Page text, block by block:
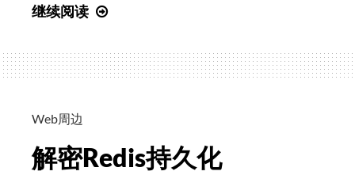
继续阅读
门
教
Web周边
解密Redis持久化